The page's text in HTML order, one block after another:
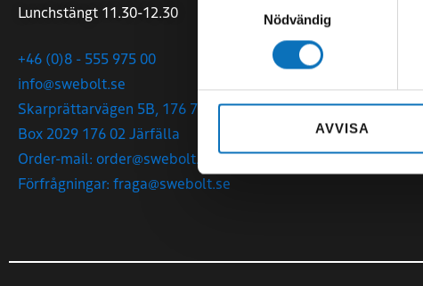
Nödvändig
AVVISA
Lunchstängt 11.30-12.30
+46 (0)8 - 555 975 00
info@swebolt.se
Skarprättarvägen 5B, 176 77 Järfälla
Box 2029 176 02 Järfälla
Order-mail: order@swebolt.se
Förfrågningar: fraga@swebolt.se
573 38 Tranås